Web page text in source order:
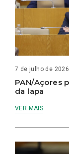
7 de julho de 2026
PAN/Açores
da lapa
VER MAIS